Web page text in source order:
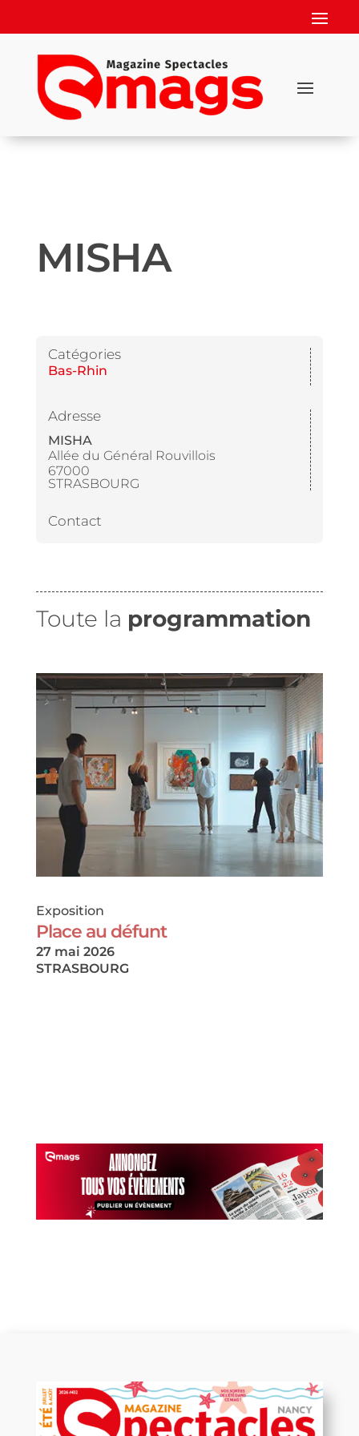
MISHA
Catégories
Bas-Rhin
Adresse
MISHA
Allée du Général Rouvillois
67000
STRASBOURG
Contact
Toute la programmation
Exposition
Place au défunt
27 mai 2026
STRASBOURG